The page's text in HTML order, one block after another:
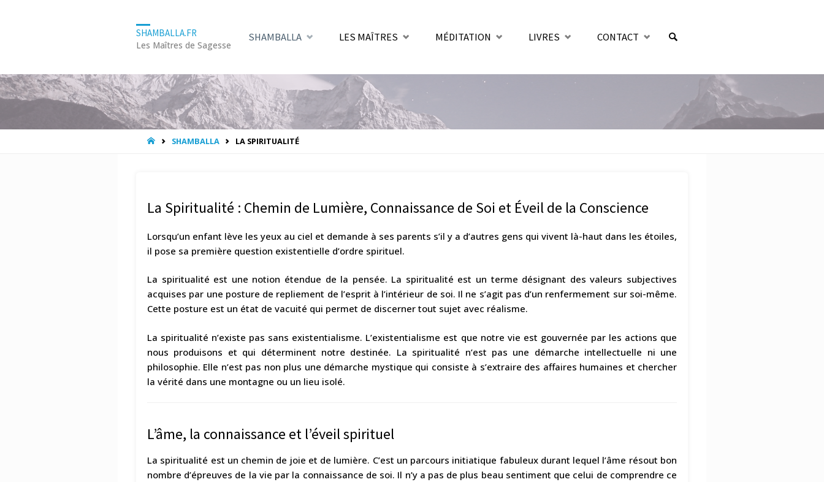
SHAMBALLA.FR
Les Maîtres de Sagesse
content
SHAMBALLA LES MAÎTRES MÉDITATION LIVRES CONTACT
SEARCH
HOMESHAMBALLA LA SPIRITUALITÉ
La Spiritualité : Chemin de Lumière, Connaissance de Soi et Éveil de la Conscience
Lorsqu’un enfant lève les yeux au ciel et demande à ses parents s’il y a d’autres gens qui vivent là-haut dans les étoiles,
il pose sa première question existentielle d’ordre spirituel.
La spiritualité est une notion étendue de la pensée. La spiritualité est un terme désignant des valeurs subjectives
acquises par une posture de repliement de l’esprit à l’intérieur de soi. Il ne s’agit pas d’un renfermement sur soi-même.
Cette posture est un état de vacuité qui permet de discerner tout sujet avec réalisme.
La spiritualité n’existe pas sans existentialisme. L’existentialisme est que notre vie est gouvernée par les actions que
nous produisons et qui déterminent notre destinée. La spiritualité n’est pas une démarche intellectuelle ni une
philosophie. Elle n’est pas non plus une démarche mystique qui consiste à s’extraire des affaires humaines et chercher
la vérité dans une montagne ou un lieu isolé.
L’âme, la connaissance et l’éveil spirituel
La spiritualité est un chemin de joie et de lumière. C’est un parcours initiatique fabuleux durant lequel l’âme résout bon
nombre d’épreuves de la vie par la connaissance de soi. Il n’y a pas de plus beau sentiment que celui de comprendre ce